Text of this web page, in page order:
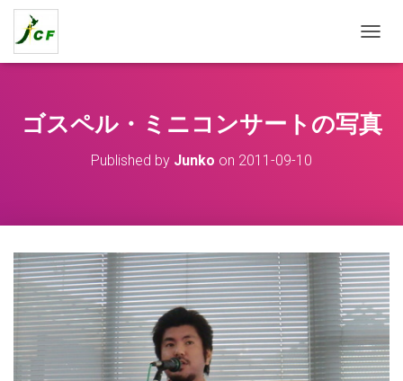
O
L
E
T
I
O
N
ゴスペル・ミニコンサートの写真
Published by Junko on 2011-09-10